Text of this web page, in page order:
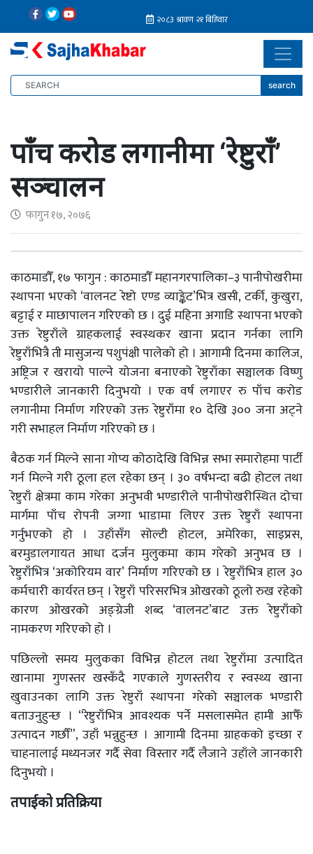
search
पाँच करोड लगानीमा ‘रेष्टुराँ’
सञ्चालन
फागुन १७, २०७६
काठमाडौँ, १७ फागुन : काठमाडौँ महानगरपालिका–३ पानीपोखरीमा
स्थापना भएको ‘वालनट रेष्टो एण्ड व्याङ्केट’भित्र खसी, टर्की, कुखुरा,
बट्टाई र माछापालन गरिएको छ । दुई महिना अगाडि स्थापना भएको
उक्त रेष्टुराँले ग्राहकलाई स्वस्थकर खाना प्रदान गर्नका लागि
रेष्टुराँभित्रै ती मासुजन्य पशुपंक्षी पालेको हो । आगामी दिनमा कालिज,
अष्ट्रिज र खरायो पाल्ने योजना बनाएको रेष्टुराँका सञ्चालक विष्णु
भण्डारीले जानकारी दिनुभयो । एक वर्ष लगाएर रु पाँच करोड
लगानीमा निर्माण गरिएको उक्त रेष्टुराँमा १० देखि ३०० जना अट्ने
गरी सभाहल निर्माण गरिएको छ ।
बैठक गर्न मिल्ने साना गोप्य कोठादेखि विभिन्न सभा समारोहमा पार्टी
गर्न मिल्ने गरी ठूला हल रहेका छन् । ३० वर्षभन्दा बढी होटल तथा
रेष्टुराँ क्षेत्रमा काम गरेका अनुभवी भण्डारीले पानीपोखरीस्थित दोचा
मार्गमा पाँच रोपनी जग्गा भाडामा लिएर उक्त रेष्टुराँ स्थापना
गर्नुभएको हो । उहाँसँग सोल्टी होटल, अमेरिका, साइप्रस,
बरमुडालगायत आधा दर्जन मुलुकमा काम गरेको अनुभव छ ।
रेष्टुराँभित्र ‘अकोरियम वार’ निर्माण गरिएको छ । रेष्टुराँभित्र हाल ३०
कर्मचारी कार्यरत छन् । रेष्टुराँ परिसरभित्र ओखरको ठूलो रुख रहेको
कारण ओखरको अङ्ग्रेजी शब्द ‘वालनट’बाट उक्त रेष्टुराँको
नामकरण गरिएको हो ।
पछिल्लो समय मुलुकका विभिन्न होटल तथा रेष्टुराँमा उत्पादित
खानामा गुणस्तर खस्कँदै गएकाले गुणस्तरीय र स्वस्थ्य खाना
खुवाउनका लागि उक्त रेष्टुराँ स्थापना गरेको सञ्चालक भण्डारी
बताउनुहुन्छ । “रेष्टुराँभित्र आवश्यक पर्ने मसलासमेत हामी आफैँ
उत्पादन गर्छौं”, उहाँ भन्नुहुन्छ । आगामी दिनमा ग्राहकको इच्छा र
चाहनालाई मध्यनजर गर्दै सेवा विस्तार गर्दै लैजाने उहाँले जानकारी
दिनुभयो ।
तपाईको प्रतिक्रिया